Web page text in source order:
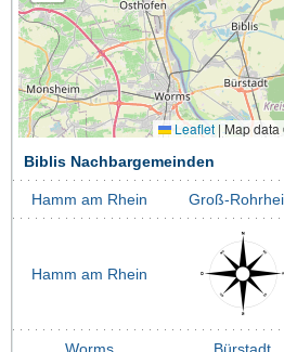
Leaflet |Map data
Biblis Nachbargemeinden
Hamm am Rhein Groß-
Hamm am Rhein